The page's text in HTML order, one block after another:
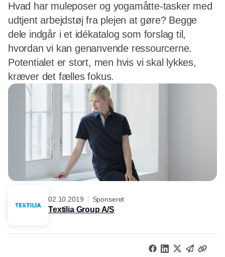
Hvad har muleposer og yogamåtte-tasker med
udtjent arbejdstøj fra plejen at gøre? Begge
dele indgår i et idékatalog som forslag til,
hvordan vi kan genanvende ressourcerne.
Potentialet er stort, men hvis vi skal lykkes,
kræver det fælles fokus.
02.10.2019 Sponseret
Textilia Group A/S